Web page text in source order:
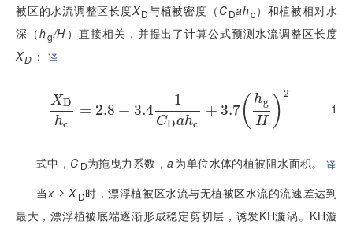
被区的水流调整区长度XD与植被密度（ CDahc）和植被相对水
深（hg/H ）直接相关，并提出了计算公式预测水流调整区长度
XD ： 译
XD
hc
= 2.8 + 3.4
1
CDahc
+ 3.7( hg
H ) 2
XD hc=2.8 +3.41CDahc +3.7(hgH )2 1
式中， C D为拖曳力系数，a为单位水体的植被阻水面积。 译
当x ≥ XD时，漂浮植被区水流与无植被区水流的流速差达到
最大，漂浮植被底端逐渐形成稳定剪切层，诱发KH漩涡。KH漩